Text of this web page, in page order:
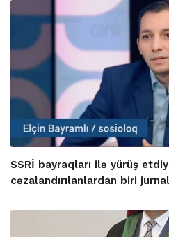
SSRİ bayraqları ilə yürüş
cəzalandırılanlardan biri